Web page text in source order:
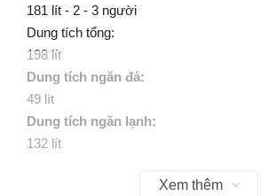
181 lít - 2 - 3 người
Dung tích tổng:
198 lít
Dung tích ngăn đá:
49 lít
Dung tích ngăn lạnh:
132 lít
Xem thêm